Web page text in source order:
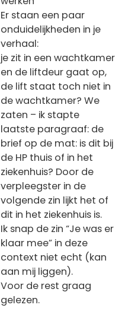
Er staan een paar
onduidelijkheden in je
verhaal:
je zit in een wachtkamer
en de liftdeur gaat op,
de lift staat toch niet in
de wachtkamer? We
zaten – ik stapte
laatste paragraaf: de
brief op de mat: is dit bij
de HP thuis of in het
ziekenhuis? Door de
verpleegster in de
volgende zin lijkt het of
dit in het ziekenhuis is.
Ik snap de zin “Je was er
klaar mee” in deze
context niet echt (kan
aan mij liggen).
Voor de rest graag
gelezen.